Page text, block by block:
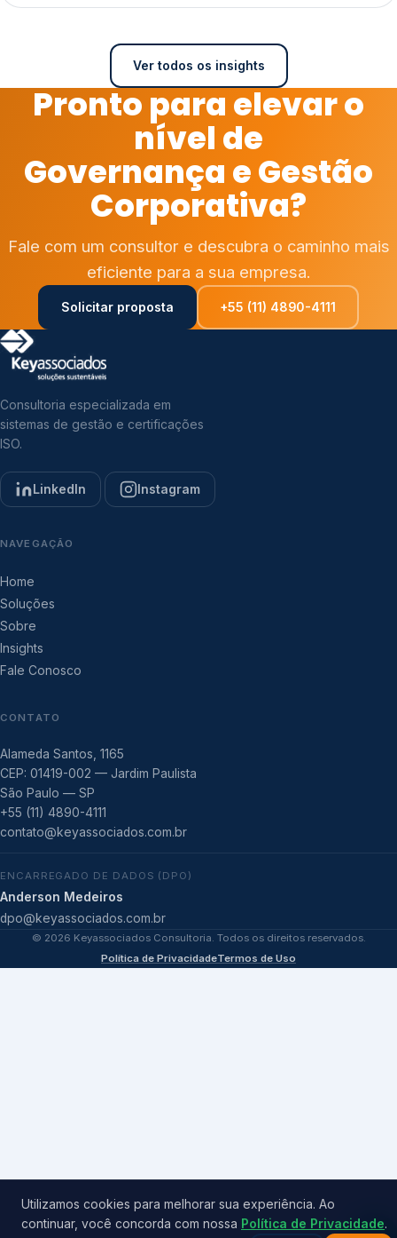
Ver todos os insights
Pronto para elevar o
nível de
Governança e Gestão
Corporativa?
Fale com um consultor e descubra o caminho mais
eficiente para a sua empresa.
Solicitar proposta +55 (11) 4890-4111
Consultoria especializada em
sistemas de gestão e certificações
ISO.
LinkedIn Instagram
NAVEGAÇÃO
Home
Soluções
Sobre
Insights
Fale Conosco
CONTATO
Alameda Santos, 1165
CEP: 01419-002 — Jardim Paulista
São Paulo — SP
+55 (11) 4890-4111
contato@keyassociados.com.br
ENCARREGADO DE DADOS (DPO)
Anderson Medeiros
dpo@keyassociados.com.br
© 2026 Keyassociados Consultoria. Todos os direitos reservados.
Política de PrivacidadeTermos de Uso
Utilizamos cookies para melhorar sua experiência. Ao
continuar, você concorda com nossa Política de Privacidade.